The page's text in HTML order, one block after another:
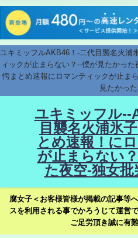
ユキミッフルAKB46！-二代目襲名火浦
ィックが止まらない？--僕が見たかっ
愕まとめ速報にロマンティックが止ま
見たかっ
ユキミッフル--
目襲名火浦氷
とめ速報！に
が止まらない
た夜空-独女
腐女子＜お客様皆様が掲載の記事等
スを利用される事でかろうじて運営
ご足労頂き誠に有